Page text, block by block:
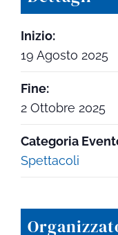
Inizio:
19 Agosto 2025
Fine:
2 Ottobre 2025
Categoria
Spettacoli